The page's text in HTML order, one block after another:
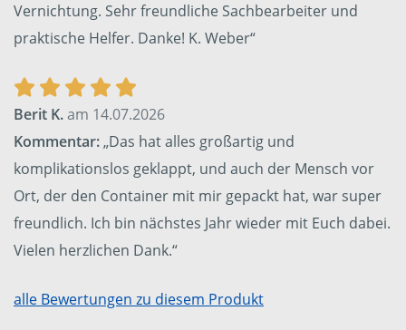
Vernichtung. Sehr freundliche Sachbearbeiter und
praktische Helfer. Danke! K. Weber“
Berit K.am 14.07.2026
Kommentar:„Das hat alles großartig und
komplikationslos geklappt, und auch der Mensch vor
Ort, der den Container mit mir gepackt hat, war super
freundlich. Ich bin nächstes Jahr wieder mit Euch dabei.
Vielen herzlichen Dank.“
alle Bewertungen zu diesem Produkt